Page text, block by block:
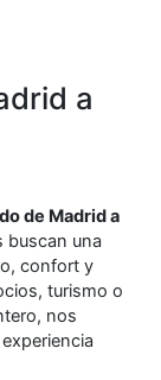
a
de Madrid a
buscan una
confort y
turismo o
nos